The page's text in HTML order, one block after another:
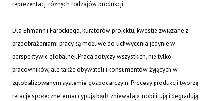
reprezentacji różnych rodzajów produkcji.
Dla Ehmann i Farockiego, kuratorów projektu, kwestie związane z
przeobrażeniami pracy są możliwe do uchwycenia jedynie w
perspektywie globalnej. Praca dotyczy wszystkich, nie tylko
pracowników, ale także obywateli i konsumentów żyjących w
zglobalizowanym systemie gospodarczym. Procesy produkcji tworzą
relacje społeczne, emancypują bądź zniewalają, nobilitują i degradują.